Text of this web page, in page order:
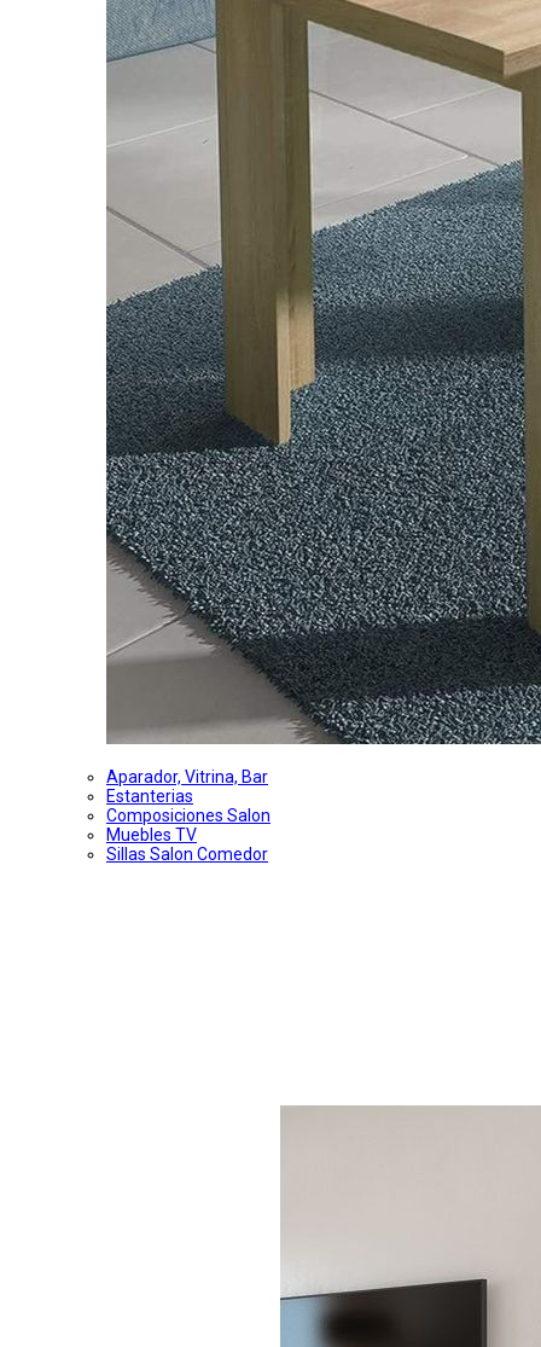
Aparador, Vitrina, Bar
Estanterias
Composiciones Salon
Muebles TV
Sillas Salon Comedor